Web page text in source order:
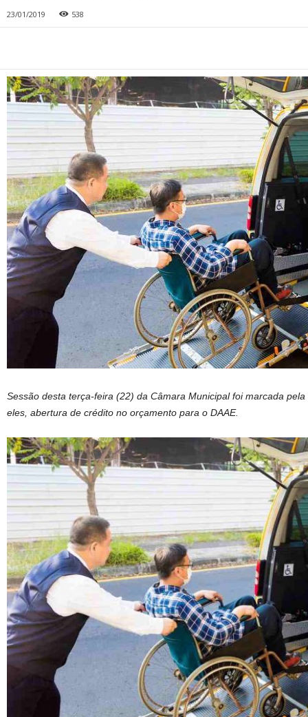
23/01/2019 538
Sessão desta terça-feira (22) da Câmara Municipal foi marcada
eles, abertura de crédito no orçamento para o DAAE.